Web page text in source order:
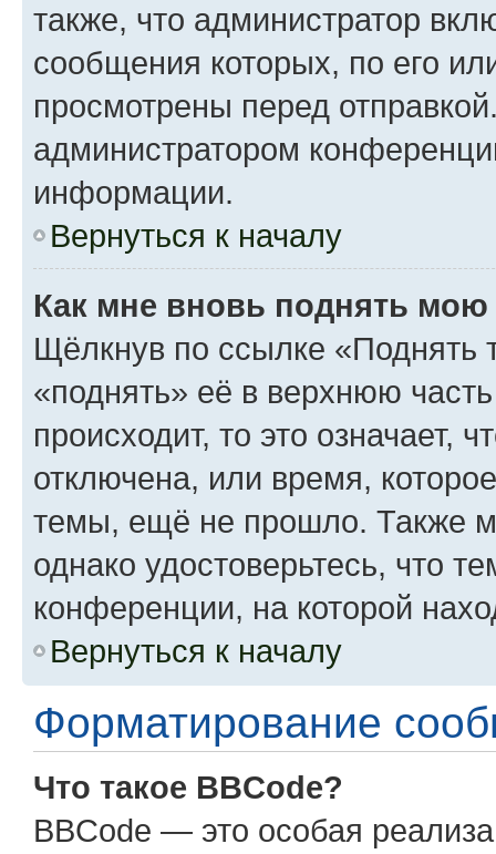
также, что администратор
сообщения которых, по его
просмотрены перед
администратором
информации.
Вернуться к началу
Как мне вновь поднять мою
Щёлкнув по ссылке «Поднять
«поднять» её в верхнюю
происходит, то это означает,
отключена, или время,
темы, ещё не прошло. Также
однако удостоверьтесь, что
конференции, на которой
Вернуться к началу
Форматирование
Что такое BBCode?
BBCode — это особая